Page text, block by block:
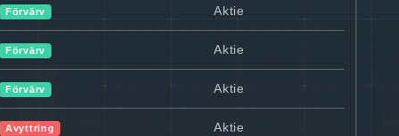
Förvärv Aktie
Förvärv Aktie
Förvärv Aktie
Avyttring Aktie